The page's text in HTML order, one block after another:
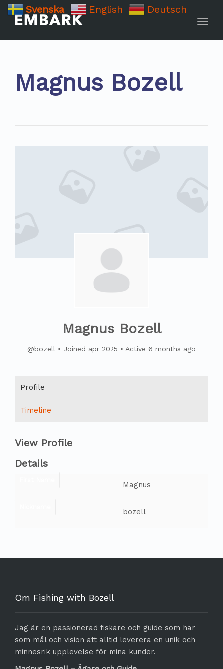
Magnus Bozell
Magnus Bozell
@bozell • Joined apr 2025 • Active 6 months ago
Profile
Timeline
View Profile
Details
Magnus
bozell
Om Fishing with Bozell
Jag är en passionerad fiskare och guide som har
som mål och vision att alltid leverera en unik och
minnesrik upplevelse för mina kunder.
Svenska English Deutsch